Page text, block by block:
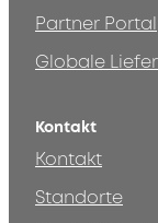
Partner Portal
Globale
Kontakt
Kontakt
Standorte